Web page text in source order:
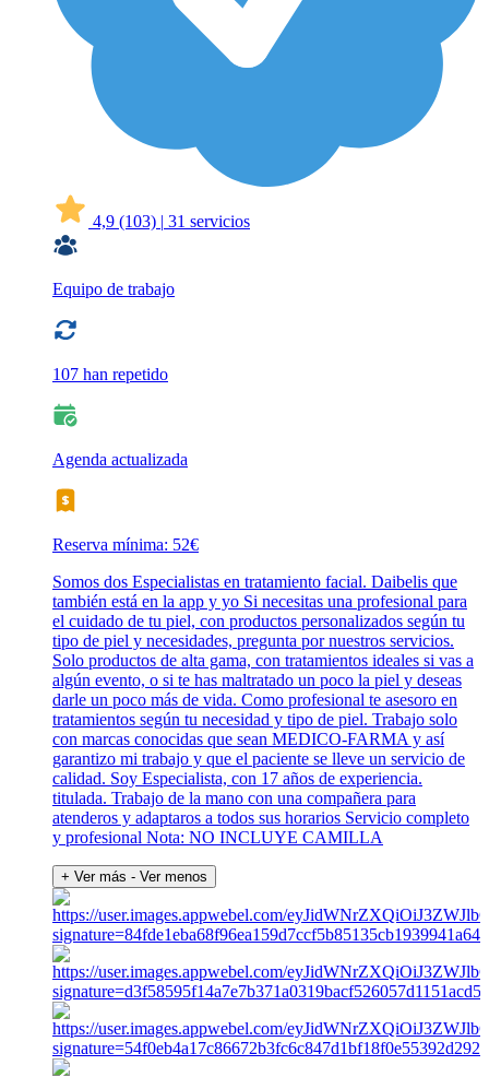
4,9 (103) | 31 servicios
Equipo de trabajo
107 han repetido
Agenda actualizada
Reserva mínima: 52€
Somos dos Especialistas en tratamiento facial. Daibelis que
también está en la app y yo Si necesitas una profesional para
el cuidado de tu piel, con productos personalizados según tu
tipo de piel y necesidades, pregunta por nuestros servicios.
Solo productos de alta gama, con tratamientos ideales si vas a
algún evento, o si te has maltratado un poco la piel y deseas
darle un poco más de vida. Como profesional te asesoro en
tratamientos según tu necesidad y tipo de piel. Trabajo solo
con marcas conocidas que sean MEDICO-FARMA y así
garantizo mi trabajo y que el paciente se lleve un servicio de
calidad. Soy Especialista, con 17 años de experiencia.
titulada. Trabajo de la mano con una compañera para
atenderos y adaptaros a todos sus horarios Servicio completo
y profesional Nota: NO INCLUYE CAMILLA
+ Ver más - Ver menos